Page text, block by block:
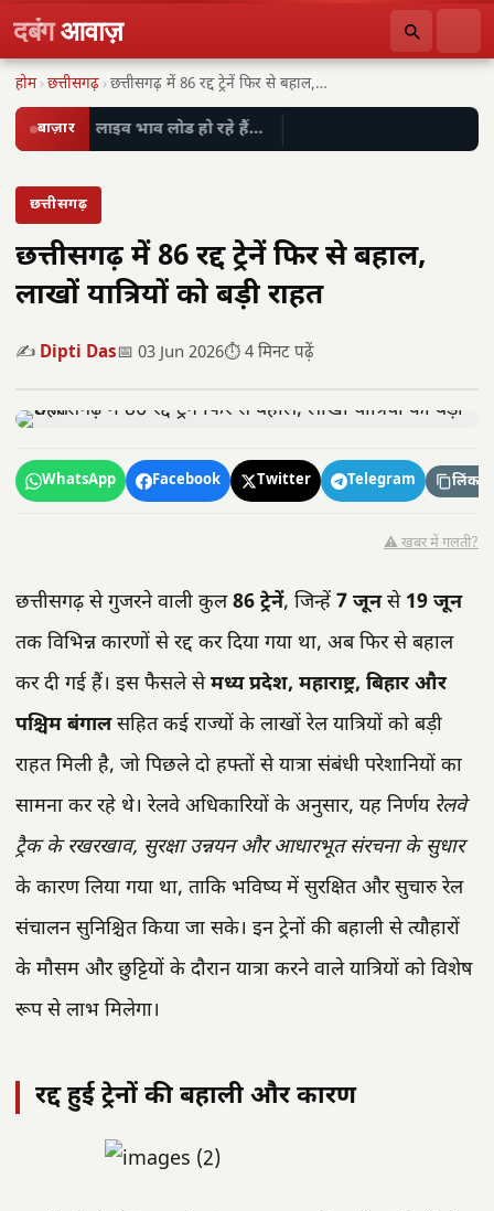
दबंगआवाज़
होम ›छत्तीसगढ़ ›छत्तीसगढ़ में 86 रद्द ट्रेनें फिर से बहाल,…
बाज़ार लाइव भाव लोड हो रहे हैं…
छत्तीसगढ़
छत्तीसगढ़ में 86 रद्द ट्रेनें फिर से बहाल,
लाखों यात्रियों को बड़ी राहत
✍️ Dipti Das📅 03 Jun 2026⏱️ 4 मिनट पढ़ें
WhatsApp Facebook Twitter Telegram लिंक
⚠️ खबर में गलती?
छत्तीसगढ़ से गुजरने वाली कुल86 ट्रेनें, जिन्हें 7 जूनसे 19 जून
तक विभिन्न कारणों से रद्द कर दिया गया था, अब फिर से बहाल
कर दी गई हैं। इस फैसले सेमध्य प्रदेश, महाराष्ट्र, बिहार और
पश्चिम बंगालसहित कई राज्यों के लाखों रेल यात्रियों को बड़ी
राहत मिली है, जो पिछले दो हफ्तों से यात्रा संबंधी परेशानियों का
सामना कर रहे थे। रेलवे अधिकारियों के अनुसार, यह निर्णय रेलवे
ट्रैक के रखरखाव, सुरक्षा उन्नयन और आधारभूत संरचना के सुधार
के कारण लिया गया था, ताकि भविष्य में सुरक्षित और सुचारु रेल
संचालन सुनिश्चित किया जा सके। इन ट्रेनों की बहाली से त्यौहारों
के मौसम और छुट्टियों के दौरान यात्रा करने वाले यात्रियों को विशेष
रूप से लाभ मिलेगा।
रद्द हुई ट्रेनों की बहाली और कारण